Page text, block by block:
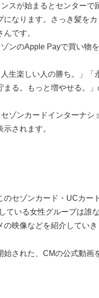
スが始まるとセンターで
になります。さっき髪を
です。
ンのApple Payで買い物
生楽しい人の勝ち。」「
まる。もっと増やせる。
ゾンカードインターナシ
されます。
のセゾンカード・UCカー
ている女性グループは誰
の映像などを紹介していき
始された、CMの公式動画